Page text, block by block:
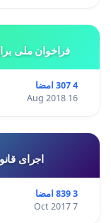
فراخوان ملی
4 307 امضا
16 Aug 2018
اجرای
3 839 امضا
7 Oct 2017